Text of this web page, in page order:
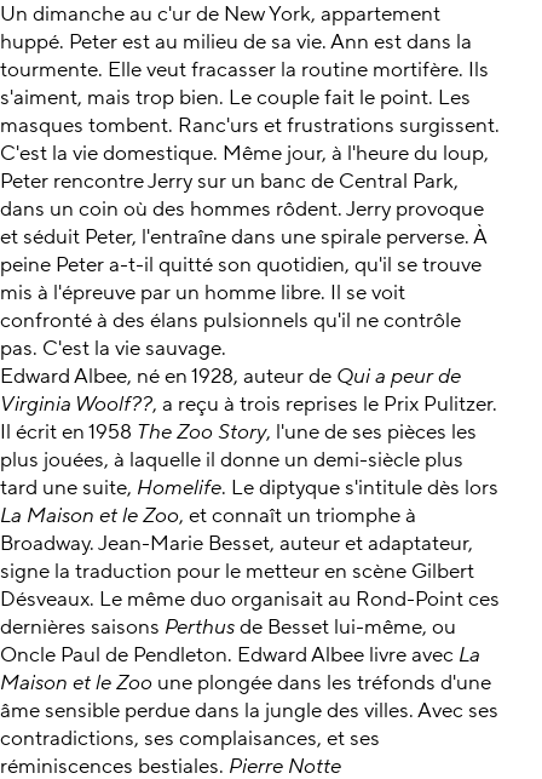
Un dimanche au c'ur de New York, appartement
huppé. Peter est au milieu de sa vie. Ann est dans la
tourmente. Elle veut fracasser la routine mortifère. Ils
s'aiment, mais trop bien. Le couple fait le point. Les
masques tombent. Ranc'urs et frustrations surgissent.
C'est la vie domestique. Même jour, à l'heure du loup,
Peter rencontre Jerry sur un banc de Central Park,
dans un coin où des hommes rôdent. Jerry provoque
et séduit Peter, l'entraîne dans une spirale perverse. À
peine Peter a-t-il quitté son quotidien, qu'il se trouve
mis à l'épreuve par un homme libre. Il se voit
confronté à des élans pulsionnels qu'il ne contrôle
pas. C'est la vie sauvage.
Edward Albee, né en 1928, auteur de Qui a peur de
Virginia Woolf??, a reçu à trois reprises le Prix Pulitzer.
Il écrit en 1958 The Zoo Story, l'une de ses pièces les
plus jouées, à laquelle il donne un demi-siècle plus
tard une suite, Homelife. Le diptyque s'intitule dès lors
La Maison et le Zoo, et connaît un triomphe à
Broadway. Jean-Marie Besset, auteur et adaptateur,
signe la traduction pour le metteur en scène Gilbert
Désveaux. Le même duo organisait au Rond-Point ces
dernières saisons Perthusde Besset lui-même, ou
Oncle Paul de Pendleton. Edward Albee livre avec La
Maison et le Zoo une plongée dans les tréfonds d'une
âme sensible perdue dans la jungle des villes. Avec ses
contradictions, ses complaisances, et ses
réminiscences bestiales. Pierre Notte